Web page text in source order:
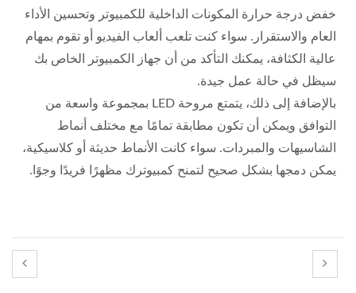
خفض درجة حرارة المكونات الداخلية للكمبيوتر وتحسين الأداء
العام والاستقرار. سواء كنت تلعب ألعاب الفيديو أو تقوم بمهام
عالية الكثافة، يمكنك التأكد من أن جهاز الكمبيوتر الخاص بك
سيظل في حالة عمل جيدة.
بالإضافة إلى ذلك، يتمتع مروحة LED بمجموعة واسعة من
التوافق ويمكن أن تكون مطابقة تمامًا مع مختلف أنماط
الشاسيهات والمبردات. سواء كانت الأنماط حديثة أو كلاسيكية،
يمكن دمجها بشكل صحيح لتمنح كمبيوترك مظهرًا فريدًا وجوًا.